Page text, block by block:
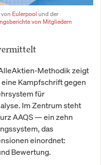
Eulerpool und der
von Mitgliedern
Methodik zeigt
Kampfschrift gegen
für
Im Zentrum steht
AAQS — ein zehn
das
einordnet:
Bewertung.